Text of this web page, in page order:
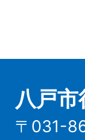
八戸市
〒031-